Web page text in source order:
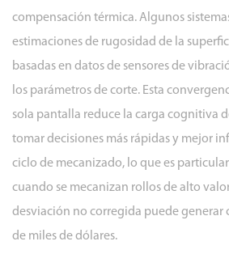
últimos
diseños
de
rodillos
4.1
Medición
automática
en
proceso
compensación térmica. Algunos
estimaciones de rugosidad de la
basadas en datos de sensores de
los parámetros de corte. Esta
sola pantalla reduce la carga cognitiva
tomar decisiones más rápidas y mejor
ciclo de mecanizado, lo que es
cuando se mecanizan rollos de alto
desviación no corregida puede generar
de miles de dólares.